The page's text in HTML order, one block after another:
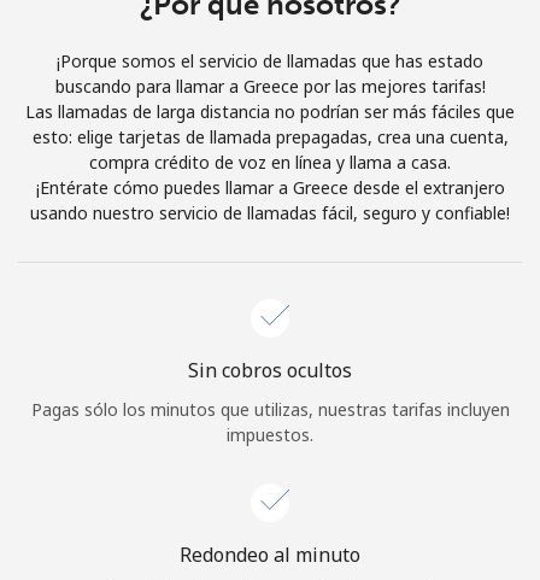
o
Continuar con
¡Porque somos el servicio de llamadas que has estado
buscando para llamar a Greece por las mejores tarifas!
Las llamadas de larga distancia no podrían ser más fáciles que
esto: elige tarjetas de llamada prepagadas, crea una cuenta,
compra crédito de voz en línea y llama a casa.
¡Entérate cómo puedes llamar a Greece desde el extranjero
usando nuestro servicio de llamadas fácil, seguro y confiable!
Sin cobros ocultos
Pagas sólo los minutos que utilizas, nuestras tarifas incluyen
impuestos.
Redondeo al minuto